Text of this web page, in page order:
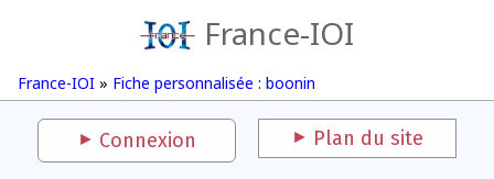
France-IOI
France-IOI » Fiche personnalisée : boonin
Connexion Plan du site